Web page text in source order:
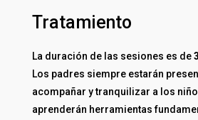
Tratamiento
La duración de las sesiones es de
Los padres siempre estarán
acompañar y tranquilizar a los
aprenderán herramientas